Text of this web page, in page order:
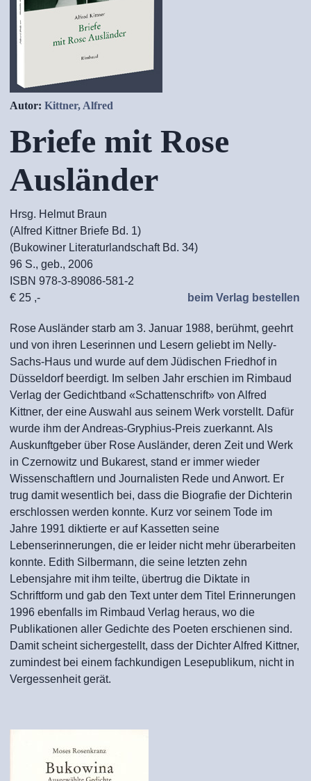
Autor: Kittner, Alfred
Briefe mit Rose
Ausländer
Hrsg. Helmut Braun
(Alfred Kittner Briefe Bd. 1)
(Bukowiner Literaturlandschaft Bd. 34)
96 S., geb., 2006
ISBN 978-3-89086-581-2
€ 25 ,-
beim Verlag bestellen
Rose Ausländer starb am 3. Januar 1988, berühmt, geehrt
und von ihren Leserinnen und Lesern geliebt im Nelly-
Sachs-Haus und wurde auf dem Jüdischen Friedhof in
Düsseldorf beerdigt. Im selben Jahr erschien im Rimbaud
Verlag der Gedichtband «Schattenschrift» von Alfred
Kittner, der eine Auswahl aus seinem Werk vorstellt. Dafür
wurde ihm der Andreas-Gryphius-Preis zuerkannt. Als
Auskunftgeber über Rose Ausländer, deren Zeit und Werk
in Czernowitz und Bukarest, stand er immer wieder
Wissenschaftlern und Journalisten Rede und Anwort. Er
trug damit wesentlich bei, dass die Biografie der Dichterin
erschlossen werden konnte. Kurz vor seinem Tode im
Jahre 1991 diktierte er auf Kassetten seine
Lebenserinnerungen, die er leider nicht mehr überarbeiten
konnte. Edith Silbermann, die seine letzten zehn
Lebensjahre mit ihm teilte, übertrug die Diktate in
Schriftform und gab den Text unter dem Titel Erinnerungen
1996 ebenfalls im Rimbaud Verlag heraus, wo die
Publikationen aller Gedichte des Poeten erschienen sind.
Damit scheint sichergestellt, dass der Dichter Alfred Kittner,
zumindest bei einem fachkundigen Lesepublikum, nicht in
Vergessenheit gerät.